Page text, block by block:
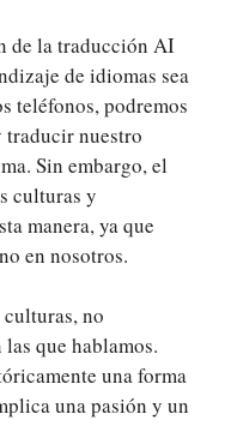
de la traducción AI
de idiomas sea
teléfonos, podremos
traducir nuestro
Sin embargo, el
culturas y
manera, ya que
en nosotros.
no
que hablamos.
una forma
una pasión y un